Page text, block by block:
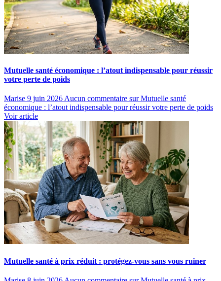
Mutuelle santé économique : l’atout indispensable pour réussir
votre perte de poids
Marise 9 juin 2026 Aucun commentaire sur Mutuelle santé
économique : l’atout indispensable pour réussir votre perte de poids
Voir article
Mutuelle santé à prix réduit : protégez-vous sans vous ruiner